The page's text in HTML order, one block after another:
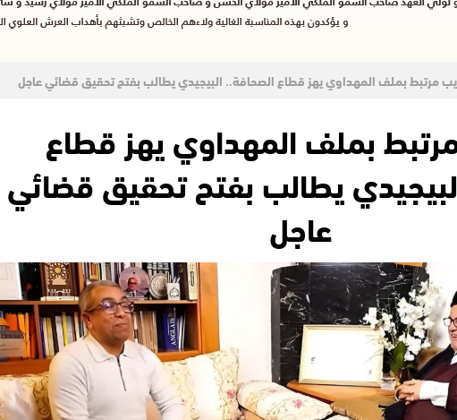
مرتبط بملف المهداوي يهز قطاع الصحافة.. البيجيدي يطالب بفتح تحقيق قضائي عاجل
بملف المهداوي يهز قطاع
يطالب بفتح تحقيق قضائي
عاجل